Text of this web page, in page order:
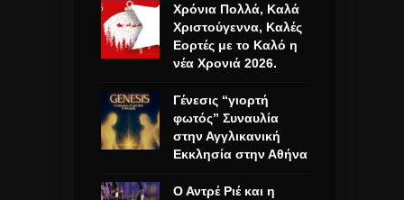
Χρόνια Πολλά, Καλά
Χριστούγεννα, Καλές
Εορτές με το Καλό η
νέα Χρονιά 2026.
Γένεσις “γιορτή
φωτός” Συναυλία
στην Αγγλικανική
Εκκλησία στην Αθήνα
Ο Αντρέ Ριέ και η